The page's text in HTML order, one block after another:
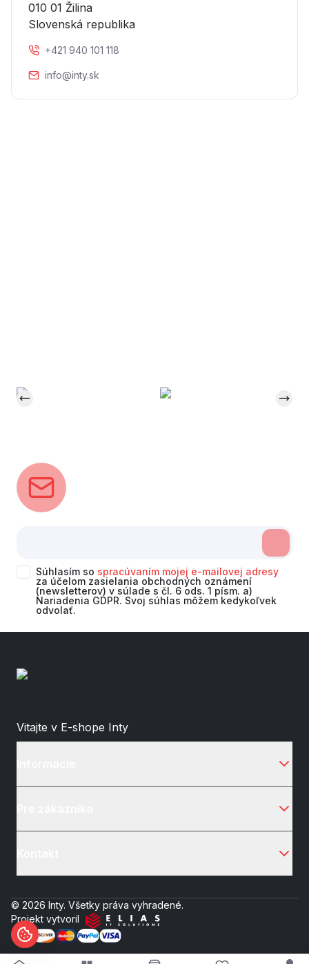
010 01 Žilina
Slovenská republika
+421 940 101 118
info@inty.sk
Súhlasím so spracúvaním mojej e-mailovej adresy
za účelom zasielania obchodných oznámení
(newsletterov) v súlade s čl. 6 ods. 1 písm. a)
Nariadenia GDPR. Svoj súhlas môžem kedykoľvek
odvolať.
Vitajte v E-shope Inty
© 2026 Inty. Všetky práva vyhradené.
Projekt vytvoril